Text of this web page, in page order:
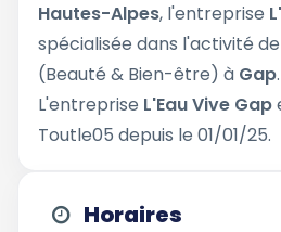
Hautes-Alpes, l'entreprise
spécialisée dans l'activité de
(Beauté & Bien-être) à Gap.
L'entreprise L'Eau Vive Gap
Toutle05 depuis le 01/01/25.
Horaires